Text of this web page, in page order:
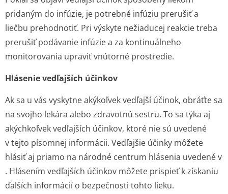
pridaným do infúzie, je potrebné infúziu prerušiť a
liečbu prehodnotiť. Pri výskyte nežiaducej reakcie treba
prerušiť podávanie infúzie a za kontinuálneho
monitorovania upraviť vnútorné prostredie.
Hlásenie vedľajších účinkov
Ak sa u vás vyskytne akýkoľvek vedľajší účinok, obráťte sa
na svojho lekára alebo zdravotnú sestru. To sa týka aj
akýchkoľvek vedľajších účinkov, ktoré nie sú uvedené
v tejto písomnej informácii. Vedľajšie účinky môžete
hlásiť aj priamo na národné centrum hlásenia uvedené v
. Hlásením vedľajších účinkov môžete prispieť k získaniu
ďalších informácií o bezpečnosti tohto lieku.